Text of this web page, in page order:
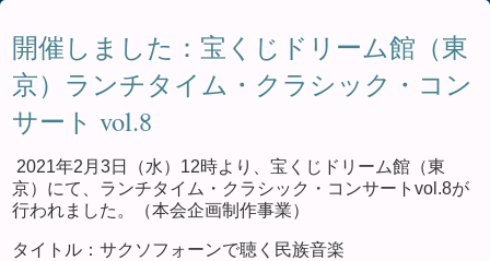
開催しました：宝くじドリーム館（東
京）ランチタイム・クラシック・コン
サート vol.8
2021年2月3日（水）12時より、宝くじドリーム館（東
京）にて、ランチタイム・クラシック・コンサートvol.8が
行われました。（本会企画制作事業）
タイトル：サクソフォーンで聴く民族音楽